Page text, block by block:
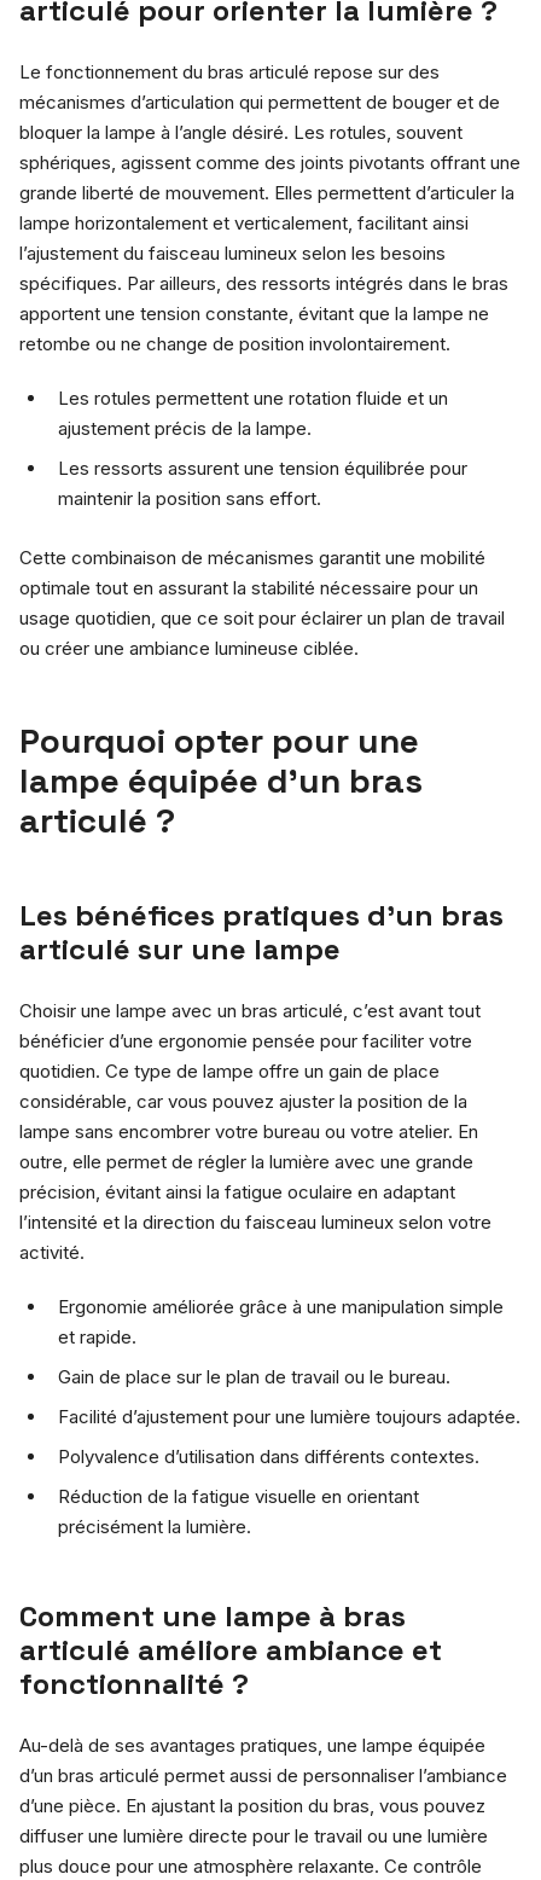
articulé pour orienter la lumière ?
Le fonctionnement du bras articulé repose sur des
mécanismes d’articulation qui permettent de bouger et de
bloquer la lampe à l’angle désiré. Les rotules, souvent
sphériques, agissent comme des joints pivotants offrant une
grande liberté de mouvement. Elles permettent d’articuler la
lampe horizontalement et verticalement, facilitant ainsi
l’ajustement du faisceau lumineux selon les besoins
spécifiques. Par ailleurs, des ressorts intégrés dans le bras
apportent une tension constante, évitant que la lampe ne
retombe ou ne change de position involontairement.
Les rotules permettent une rotation fluide et un
ajustement précis de la lampe.
Les ressorts assurent une tension équilibrée pour
maintenir la position sans effort.
Cette combinaison de mécanismes garantit une mobilité
optimale tout en assurant la stabilité nécessaire pour un
usage quotidien, que ce soit pour éclairer un plan de travail
ou créer une ambiance lumineuse ciblée.
Pourquoi opter pour une
lampe équipée d’un bras
articulé ?
Les bénéfices pratiques d’un bras
articulé sur une lampe
Choisir une lampe avec un bras articulé, c’est avant tout
bénéficier d’une ergonomie pensée pour faciliter votre
quotidien. Ce type de lampe offre un gain de place
considérable, car vous pouvez ajuster la position de la
lampe sans encombrer votre bureau ou votre atelier. En
outre, elle permet de régler la lumière avec une grande
précision, évitant ainsi la fatigue oculaire en adaptant
l’intensité et la direction du faisceau lumineux selon votre
activité.
Ergonomie améliorée grâce à une manipulation simple
et rapide.
Gain de place sur le plan de travail ou le bureau.
Facilité d’ajustement pour une lumière toujours adaptée.
Polyvalence d’utilisation dans différents contextes.
Réduction de la fatigue visuelle en orientant
précisément la lumière.
Comment une lampe à bras
articulé améliore ambiance et
fonctionnalité ?
Au-delà de ses avantages pratiques, une lampe équipée
d’un bras articulé permet aussi de personnaliser l’ambiance
d’une pièce. En ajustant la position du bras, vous pouvez
diffuser une lumière directe pour le travail ou une lumière
plus douce pour une atmosphère relaxante. Ce contrôle